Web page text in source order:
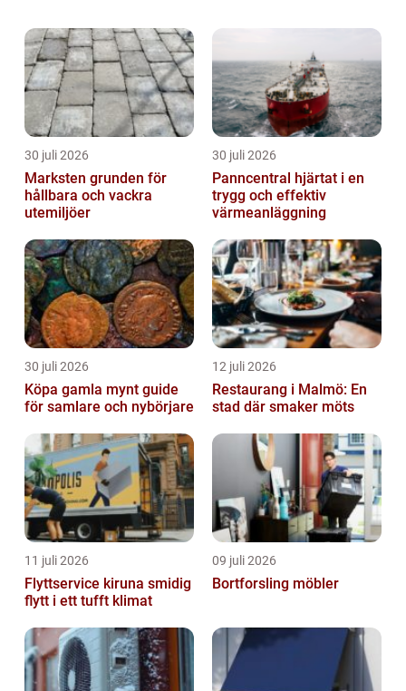
30 juli 2026
Marksten grunden för
hållbara och vackra
utemiljöer
30 juli 2026
Panncentral hjärtat i en
trygg och effektiv
värmeanläggning
30 juli 2026
Köpa gamla mynt guide
för samlare och nybörjare
12 juli 2026
Restaurang i Malmö: En
stad där smaker möts
11 juli 2026
Flyttservice kiruna smidig
flytt i ett tufft klimat
09 juli 2026
Bortforsling möbler